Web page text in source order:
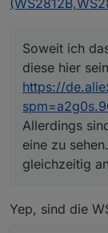
https://
würde
827f-
a01b-
Soweit ich
diese hier
https://
Allerdings
eine zu
gleichzeitig
Yep, sind die